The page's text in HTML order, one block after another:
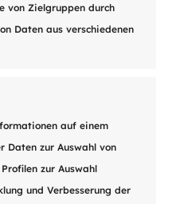
von Zielgruppen durch
Daten aus verschiedenen
auf einem
Daten zur Auswahl von
zur Auswahl
und Verbesserung der